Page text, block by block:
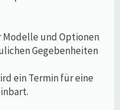
und Optionen
Gegebenheiten
ein Termin für eine